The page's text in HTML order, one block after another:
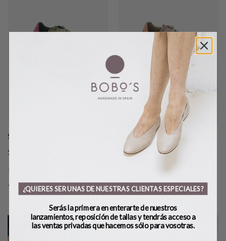
SNEAKERS RETRO GREEN
139,00
36
42
SNEAKERS RETRO CORAL
139,00€
42
¿QUIERES SER UNAS DE NUESTRAS CLIENTAS ESPECIALES?
Serás la primera en enterarte de nuestros
lanzamientos, reposición de tallas y tendrás acceso a
las ventas privadas que hacemos sólo para vosotras.